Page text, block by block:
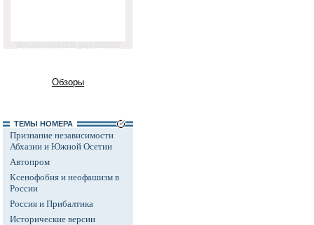
Обзоры
ТЕМЫ НОМЕРА
Признание независимости
Абхазии и Южной Осетии
Автопром
Ксенофобия и неофашизм в
России
Россия и Прибалтика
Исторические версии